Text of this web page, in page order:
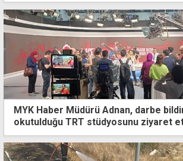
MYK Haber Müdürü Adnan, darbe
okutulduğu TRT stüdyosunu ziyaret